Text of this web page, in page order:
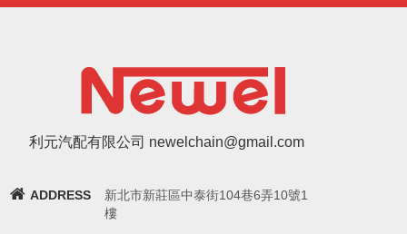
利元汽配有限公司 newelchain@gmail.com
ADDRESS
新北市新莊區中泰街104巷6弄10號1
樓